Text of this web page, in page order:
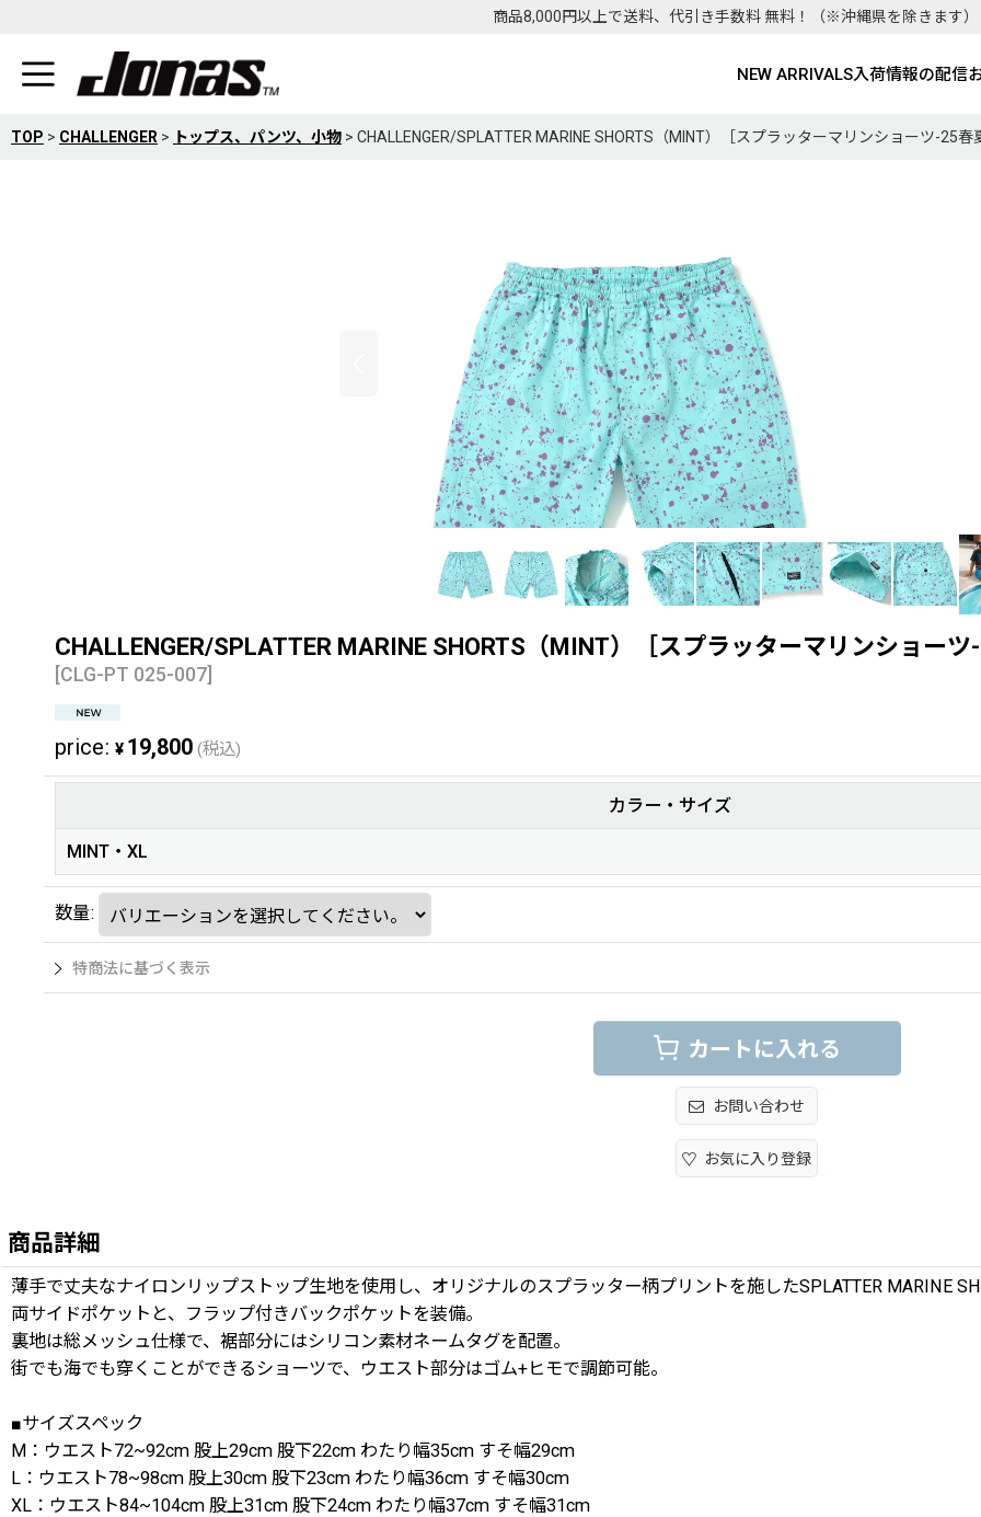
商品8,000円以上で送料、代引き手数料 無料！ （※沖縄県を除きます）
NEW ARRIVALS入荷情報の配信
TOP > CHALLENGER > トップス、パンツ、小物 > CHALLENGER/SPLATTER MARINE SHORTS（MINT）［スプラッターマリンショーツ-25春
CHALLENGER/SPLATTER MARINE SHORTS（MINT）［スプラッターマリンショー
[CLG-PT 025-007]
price: ¥ 19,800 (税込)
カラー・サイズ
MINT・XL
数量:
特商法に基づく表示
カートに入れる
お問い合わせ
お気に入り登録
商品詳細
薄手で丈夫なナイロンリップストップ生地を使用し、オリジナルのスプラッター柄プリントを施したSPLATTER MARINE
両サイドポケットと、フラップ付きバックポケットを装備。
裏地は総メッシュ仕様で、裾部分にはシリコン素材ネームタグを配置。
街でも海でも穿くことができるショーツで、ウエスト部分はゴム+ヒモで調節可能。
■サイズスペック
M：ウエスト72~92cm 股上29cm 股下22cm わたり幅35cm すそ幅29cm
L：ウエスト78~98cm 股上30cm 股下23cm わたり幅36cm すそ幅30cm
XL：ウエスト84~104cm 股上31cm 股下24cm わたり幅37cm すそ幅31cm